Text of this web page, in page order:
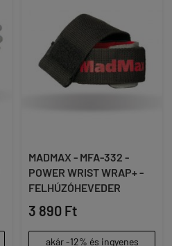
MADMAX - MFA-332 -
POWER WRIST WRAP+ -
FELHÚZÓHEVEDER
3 890 Ft
akár -12% és ingyenes